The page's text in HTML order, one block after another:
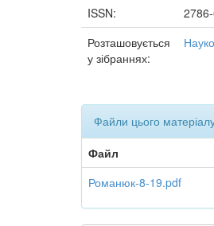
ISSN:
Розташовується
у зібраннях:
Файли цього
Файл
Романюк-8-19.pdf